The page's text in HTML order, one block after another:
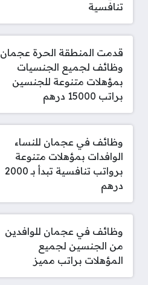
تنافسية
قدمت المنطقة الحرة عجمان
وظائف لجميع الجنسيات
بمؤهلات متنوعة للجنسين
براتب 15000 درهم
وظائف في عجمان للنساء
الوافدات بمؤهلات متنوعة
برواتب تنافسية تبدأ بـ 2000
درهم
وظائف في عجمان للوافدين
من الجنسين لجميع
المؤهلات براتب مميز